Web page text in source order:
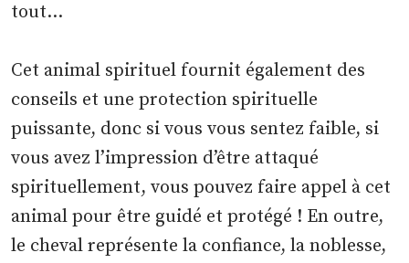
tout…
Cet animal spirituel fournit également des
conseils et une protection spirituelle
puissante, donc si vous vous sentez faible, si
vous avez l’impression d’être attaqué
spirituellement, vous pouvez faire appel à cet
animal pour être guidé et protégé ! En outre,
le cheval représente la confiance, la noblesse,